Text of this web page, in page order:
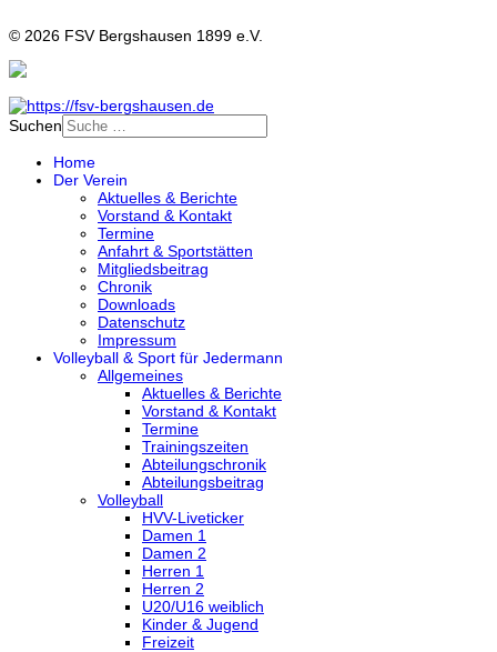
© 2026 FSV Bergshausen 1899 e.V.
Suchen
Home
Der Verein
Aktuelles & Berichte
Vorstand & Kontakt
Termine
Anfahrt & Sportstätten
Mitgliedsbeitrag
Chronik
Downloads
Datenschutz
Impressum
Volleyball & Sport für Jedermann
Allgemeines
Aktuelles & Berichte
Vorstand & Kontakt
Termine
Trainingszeiten
Abteilungschronik
Abteilungsbeitrag
Volleyball
HVV-Liveticker
Damen 1
Damen 2
Herren 1
Herren 2
U20/U16 weiblich
Kinder & Jugend
Freizeit